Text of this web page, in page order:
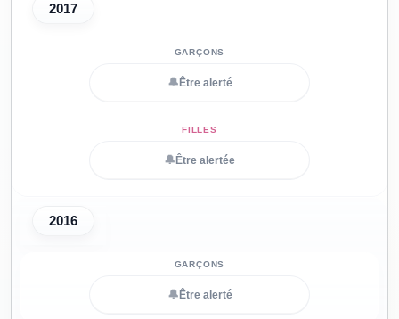
2017
🔔 Être alerté
🔔 Être alertée
2016
🔔 Être alerté